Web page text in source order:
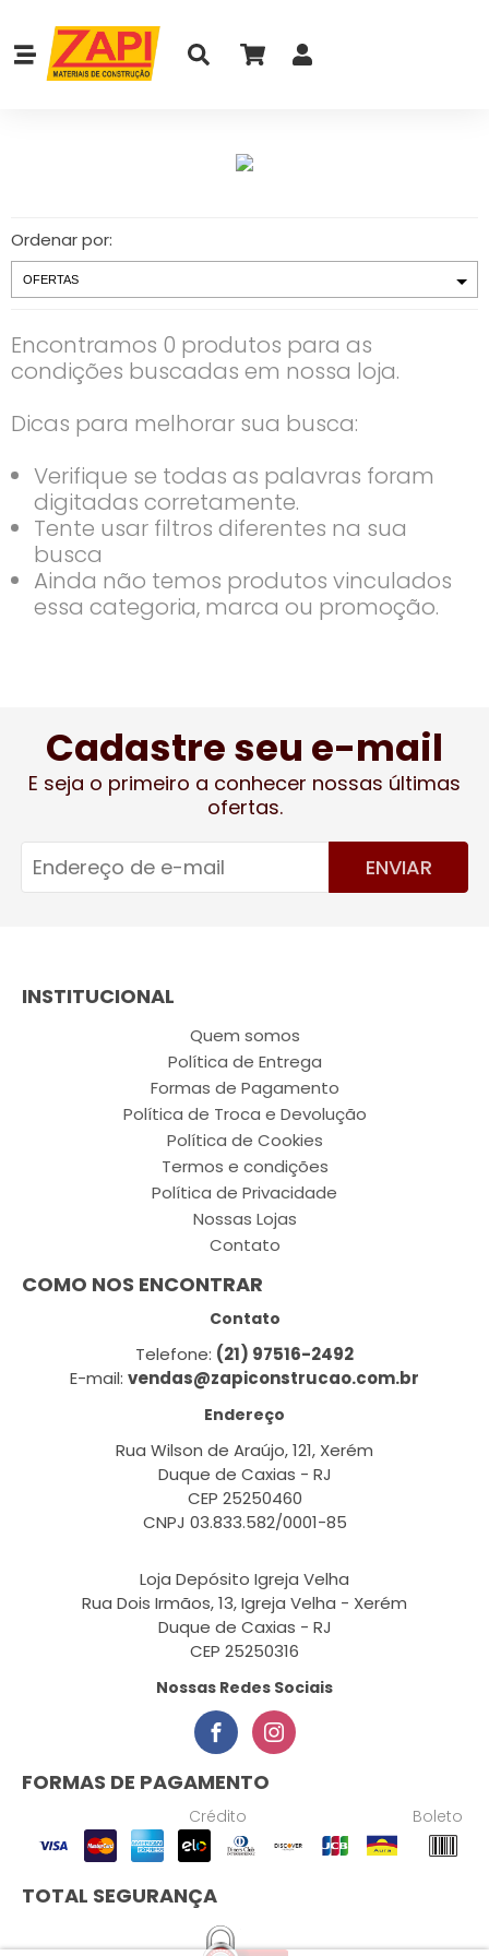
Ordenar por:
Encontramos 0 produtos para as
condições buscadas em nossa loja.
Dicas para melhorar sua busca:
Verifique se todas as palavras foram
digitadas corretamente.
Tente usar filtros diferentes na sua
busca
Ainda não temos produtos vinculados
essa categoria, marca ou promoção.
Cadastre seu e-mail
E seja o primeiro a conhecer nossas últimas
ofertas.
ENVIAR
INSTITUCIONAL
Quem somos
Política de Entrega
Formas de Pagamento
Política de Troca e Devolução
Política de Cookies
Termos e condições
Política de Privacidade
Nossas Lojas
Contato
COMO NOS ENCONTRAR
Contato
Telefone: (21) 97516-2492
E-mail: vendas@zapiconstrucao.com.br
Endereço
Rua Wilson de Araújo, 121, Xerém
Duque de Caxias - RJ
CEP 25250460
CNPJ 03.833.582/0001-85
Loja Depósito Igreja Velha
Rua Dois Irmãos, 13, Igreja Velha - Xerém
Duque de Caxias - RJ
CEP 25250316
Nossas Redes Sociais
FORMAS DE PAGAMENTO
Crédito Boleto
TOTAL SEGURANÇA